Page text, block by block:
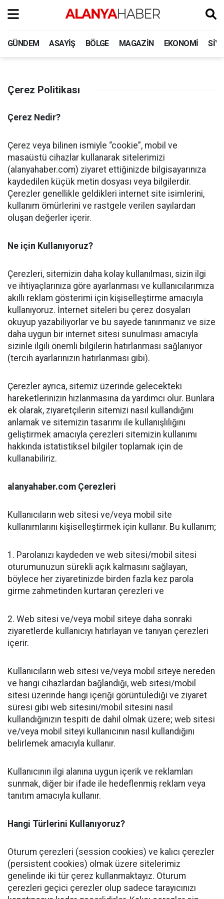
GÜNDEM ASAYIŞ BÖLGE MAGAZIN EKONOMI
Çerez Politikası
Çerez Nedir?
Çerez veya bilinen ismiyle “cookie”, mobil ve
masaüstü cihazlar kullanarak sitelerimizi
(alanyahaber.com) ziyaret ettiğinizde bilgisayarınıza
kaydedilen küçük metin dosyası veya bilgilerdir.
Çerezler genellikle geldikleri internet site isimlerini,
kullanım ömürlerini ve rastgele verilen sayılardan
oluşan değerler içerir.
Ne için Kullanıyoruz?
Çerezleri, sitemizin daha kolay kullanılması, sizin ilgi
ve ihtiyaçlarınıza göre ayarlanması ve kullanıcılarımıza
akıllı reklam gösterimi için kişiselleştirme amacıyla
kullanıyoruz. İnternet siteleri bu çerez dosyaları
okuyup yazabiliyorlar ve bu sayede tanınmanız ve size
daha uygun bir internet sitesi sunulması amacıyla
sizinle ilgili önemli bilgilerin hatırlanması sağlanıyor
(tercih ayarlarınızın hatırlanması gibi).
Çerezler ayrıca, sitemiz üzerinde gelecekteki
hareketlerinizin hızlanmasına da yardımcı olur. Bunlara
ek olarak, ziyaretçilerin sitemizi nasıl kullandığını
anlamak ve sitemizin tasarımı ile kullanışlılığını
geliştirmek amacıyla çerezleri sitemizin kullanımı
hakkında istatistiksel bilgiler toplamak için de
kullanabiliriz.
alanyahaber.com Çerezleri
Kullanıcıların web sitesi ve/veya mobil site
kullanımlarını kişiselleştirmek için kullanır. Bu kullanım;
1. Parolanızı kaydeden ve web sitesi/mobil sitesi
oturumunuzun sürekli açık kalmasını sağlayan,
böylece her ziyaretinizde birden fazla kez parola
girme zahmetinden kurtaran çerezleri ve
2. Web sitesi ve/veya mobil siteye daha sonraki
ziyaretlerde kullanıcıyı hatırlayan ve tanıyan çerezleri
içerir.
Kullanıcıların web sitesi ve/veya mobil siteye nereden
ve hangi cihazlardan bağlandığı, web sitesi/mobil
sitesi üzerinde hangi içeriği görüntülediği ve ziyaret
süresi gibi web sitesini/mobil sitesini nasıl
kullandığınızın tespiti de dahil olmak üzere; web sitesi
ve/veya mobil siteyi kullanıcının nasıl kullandığını
belirlemek amacıyla kullanır.
Kullanıcının ilgi alanına uygun içerik ve reklamları
sunmak, diğer bir ifade ile hedeflenmiş reklam veya
tanıtım amacıyla kullanır.
Hangi Türlerini Kullanıyoruz?
Oturum çerezleri (session cookies) ve kalıcı çerezler
(persistent cookies) olmak üzere sitelerimiz
genelinde iki tür çerez kullanmaktayız. Oturum
çerezleri geçici çerezler olup sadece tarayıcınızı